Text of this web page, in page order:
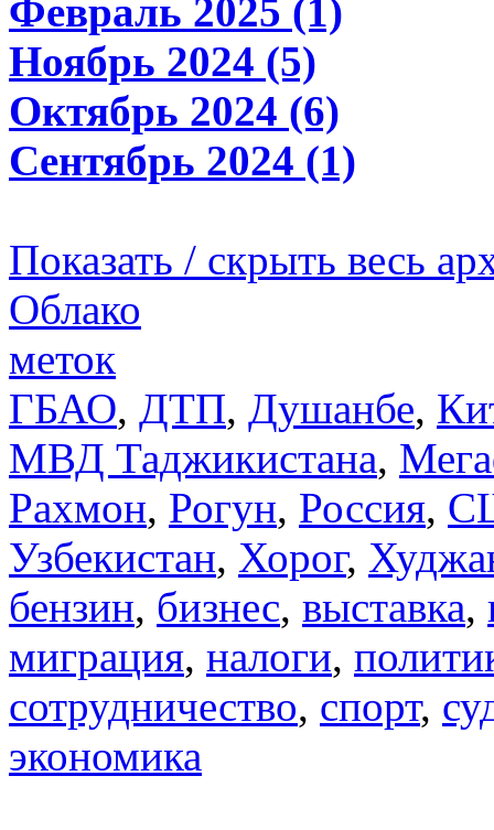
Февраль 2025 (1)
Ноябрь 2024 (5)
Октябрь 2024 (6)
Сентябрь 2024 (1)
Показать / скрыть весь
Облако
меток
ГБАО, ДТП, Душанбе,
МВД Таджикистана,
Рахмон, Рогун, Россия,
Узбекистан, Хорог,
бензин, бизнес, выставка,
миграция, налоги,
сотрудничество, спорт,
экономика